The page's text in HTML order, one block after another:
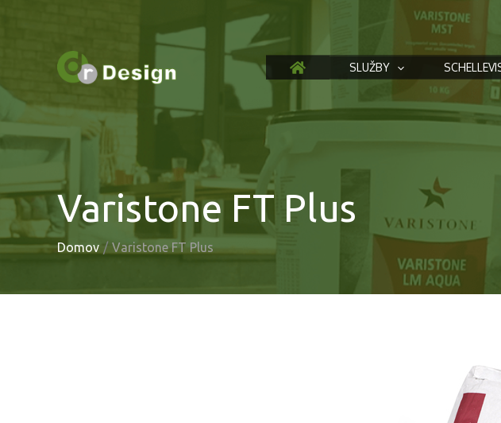
SLUŽBY
Varistone FT Plus
Domov Varistone FT Plus